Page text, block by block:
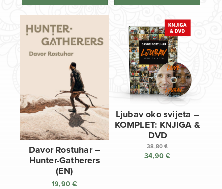
Davor Rostuhar –
Hunter-Gatherers
(EN)
19,90€
Ljubav oko svijeta –
KOMPLET: KNJIGA &
DVD
38,80€
Izvorna
34,90€